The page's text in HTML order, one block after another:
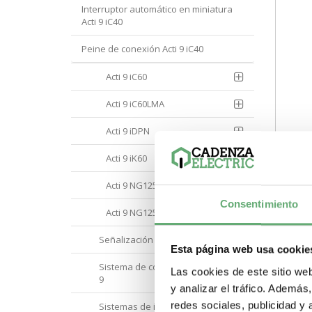
Consentimiento
Esta página web usa
Las cookies de este sitio
y analizar el tráfico.
redes sociales, publicidad y
A9P54640 |
en
en
Interruptor automático en miniatura
Acti 9 iC40
Peine de conexión Acti 9 iC40
Acti 9 iC60
Acti 9 iC60LMA
Acti 9 iDPN
Acti 9 iK60
Acti 9 NG125
Acti 9 NG125 L-MA
Señalización Acti 9
Sistema de comunicación Acti
9
Sistemas de instalación y